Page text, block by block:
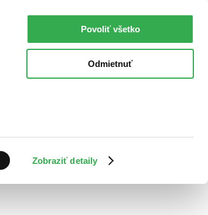
Zobraziť detaily
Povoliť všetko
Odmietnuť